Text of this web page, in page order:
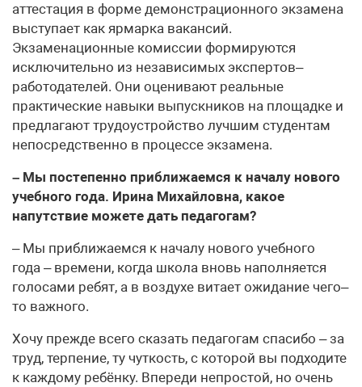
аттестация в форме демонстрационного экзамена
выступает как ярмарка вакансий.
Экзаменационные комиссии формируются
исключительно из независимых экспертов–
работодателей. Они оценивают реальные
практические навыки выпускников на площадке и
предлагают трудоустройство лучшим студентам
непосредственно в процессе экзамена.
– Мы постепенно приближаемся к началу нового
учебного года. Ирина Михайловна, какое
напутствие можете дать педагогам?
– Мы приближаемся к началу нового учебного
года – времени, когда школа вновь наполняется
голосами ребят, а в воздухе витает ожидание чего–
то важного.
Хочу прежде всего сказать педагогам спасибо – за
труд, терпение, ту чуткость, с которой вы подходите
к каждому ребёнку. Впереди непростой, но очень